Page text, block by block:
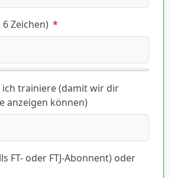
Zeichen) *
ich trainiere (damit wir dir
anzeigen können)
FT- oder FTJ-Abonnent) oder